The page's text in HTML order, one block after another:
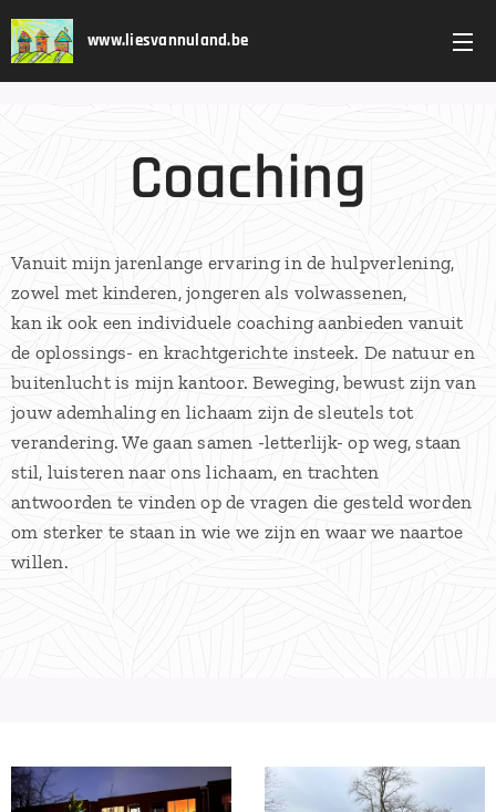
www.liesvannuland.be
Coaching
Vanuit mijn jarenlange ervaring in de hulpverlening,
zowel met kinderen, jongeren als volwassenen,
kan ik ook een individuele coaching aanbieden vanuit
de oplossings- en krachtgerichte insteek. De natuur en
buitenlucht is mijn kantoor. Beweging, bewust zijn van
jouw ademhaling en lichaam zijn de sleutels tot
verandering. We gaan samen -letterlijk- op weg, staan
stil, luisteren naar ons lichaam, en trachten
antwoorden te vinden op de vragen die gesteld worden
om sterker te staan in wie we zijn en waar we naartoe
willen.